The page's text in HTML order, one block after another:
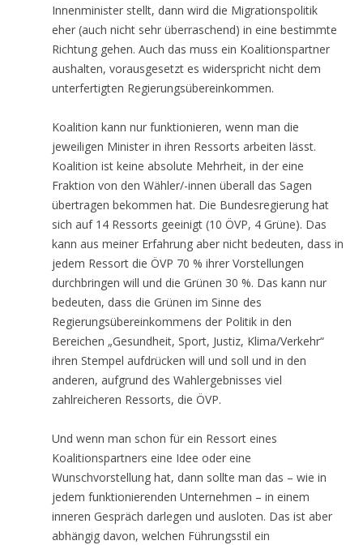
Innenminister stellt, dann wird die Migrationspolitik
eher (auch nicht sehr überraschend) in eine bestimmte
Richtung gehen. Auch das muss ein Koalitionspartner
aushalten, vorausgesetzt es widerspricht nicht dem
unterfertigten Regierungsübereinkommen.
Koalition kann nur funktionieren, wenn man die
jeweiligen Minister in ihren Ressorts arbeiten lässt.
Koalition ist keine absolute Mehrheit, in der eine
Fraktion von den Wähler/-innen überall das Sagen
übertragen bekommen hat. Die Bundesregierung hat
sich auf 14 Ressorts geeinigt (10 ÖVP, 4 Grüne). Das
kann aus meiner Erfahrung aber nicht bedeuten, dass in
jedem Ressort die ÖVP 70 % ihrer Vorstellungen
durchbringen will und die Grünen 30 %. Das kann nur
bedeuten, dass die Grünen im Sinne des
Regierungsübereinkommens der Politik in den
Bereichen „Gesundheit, Sport, Justiz, Klima/Verkehr“
ihren Stempel aufdrücken will und soll und in den
anderen, aufgrund des Wahlergebnisses viel
zahlreicheren Ressorts, die ÖVP.
Und wenn man schon für ein Ressort eines
Koalitionspartners eine Idee oder eine
Wunschvorstellung hat, dann sollte man das – wie in
jedem funktionierenden Unternehmen – in einem
inneren Gespräch darlegen und ausloten. Das ist aber
abhängig davon, welchen Führungsstil ein